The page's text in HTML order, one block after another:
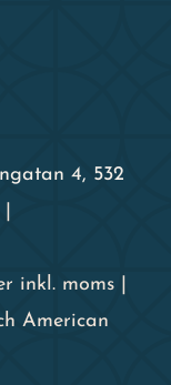
4, 532
inkl. moms |
American